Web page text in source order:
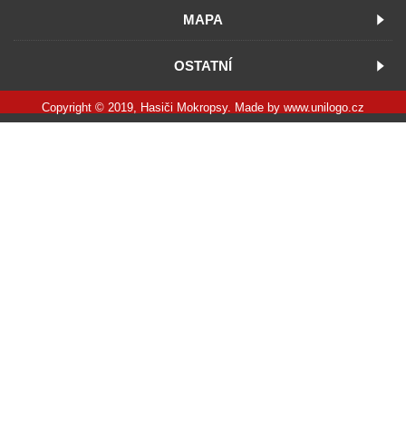
MAPA
OSTATNÍ
Copyright © 2019, Hasiči Mokropsy. Made by www.unilogo.cz